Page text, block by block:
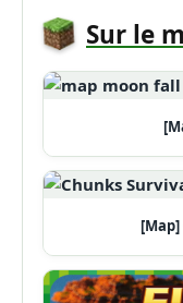
Sur le